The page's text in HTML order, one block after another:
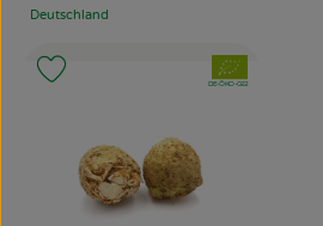
, Herkunft:
Deutschland
, Verband:
, Kontrollstelle:
DE-ÖKO-022
Produkt zu Favouriten hinzufügen